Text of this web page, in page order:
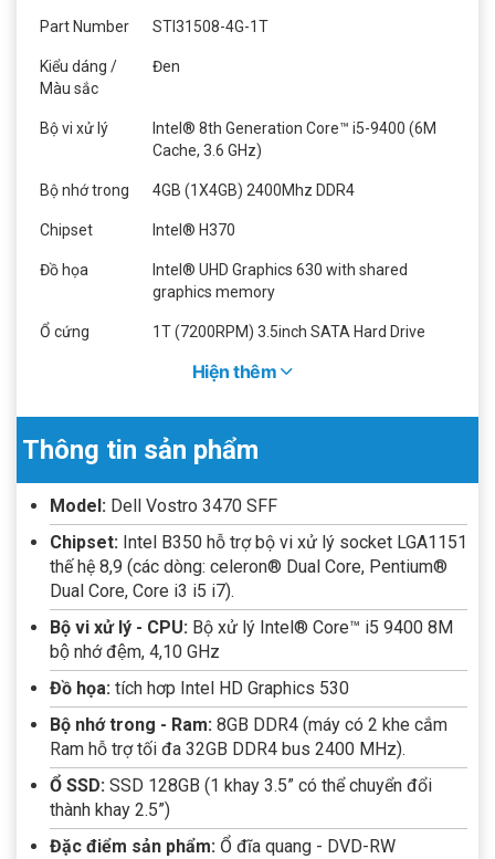
Part Number STI31508-4G-1T
Kiểu dáng /
Màu sắc
Đen
Bộ vi xử lý
Intel® 8th Generation Core™ i5-9400 (6M
Cache, 3.6 GHz)
Bộ nhớ trong 4GB (1X4GB) 2400Mhz DDR4
Chipset Intel® H370
Đồ họa
Intel® UHD Graphics 630 with shared
graphics memory
Ổ cứng 1T (7200RPM) 3.5inch SATA Hard Drive
Realtek High Definition Audio – (Integrated
mạng
Gigabit Ethernet
Ổ quang DVD±RW
Cổng kết nối
Front IO ports:
– 2 x USB 3.1 Gen 1 Type-A
– Universalaudio jack
– 5:1 Media cardreader
Rear IO ports:
– 4 x USB 2.0
– Gigabit Ethernet
– HDMI
– VGA
– 3-stack audio jacks supporting 5.1
surround sound
Hiện thêm
Thông tin sản phẩm
Model: Dell Vostro 3470 SFF
Chipset: Intel B350 hỗ trợ bộ vi xử lý socket LGA1151
thế hệ 8,9 (các dòng: celeron® Dual Core, Pentium®
Dual Core, Core i3 i5 i7).
Bộ vi xử lý - CPU: Bộ xử lý Intel® Core™ i5 9400 8M
bộ nhớ đệm, 4,10 GHz
Đồ họa: tích hơp Intel HD Graphics 530
Bộ nhớ trong - Ram: 8GB DDR4 (máy có 2 khe cắm
Ram hỗ trợ tối đa 32GB DDR4 bus 2400 MHz).
Ổ SSD: SSD 128GB (1 khay 3.5” có thể chuyển đổi
thành khay 2.5”)
Đặc điểm sản phẩm: Ổ đĩa quang - DVD-RW